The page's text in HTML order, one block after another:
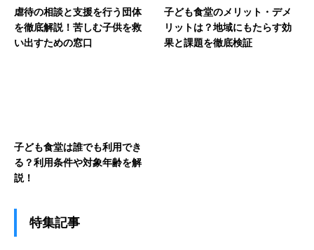
虐待の相談と支援を行う団体
を徹底解説！苦しむ子供を救
い出すための窓口
子ども食堂のメリット・デメ
リットは？地域にもたらす効
果と課題を徹底検証
子ども食堂は誰でも利用でき
る？利用条件や対象年齢を解
説！
特集記事